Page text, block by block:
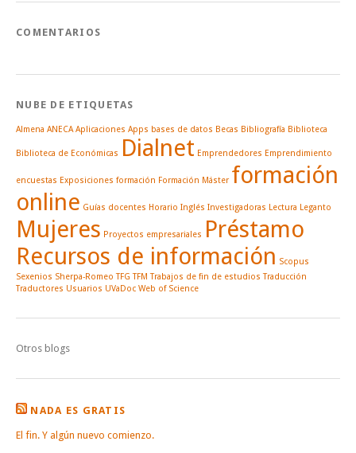
COMENTARIOS
NUBE DE ETIQUETAS
Almena ANECA Aplicaciones Apps bases de datos Becas Bibliografía Biblioteca
Biblioteca de Económicas Dialnet Emprendedores Emprendimiento
encuestas Exposiciones formación Formación Máster formación
online Guías docentes Horario Inglés Investigadoras Lectura Leganto
Mujeres Proyectos empresariales Préstamo
Recursos de información Scopus
Sexenios Sherpa-Romeo TFG TFM Trabajos de fin de estudios Traducción
Traductores Usuarios UVaDoc Web of Science
Otros blogs
NADA ES GRATIS
El fin. Y algún nuevo comienzo.